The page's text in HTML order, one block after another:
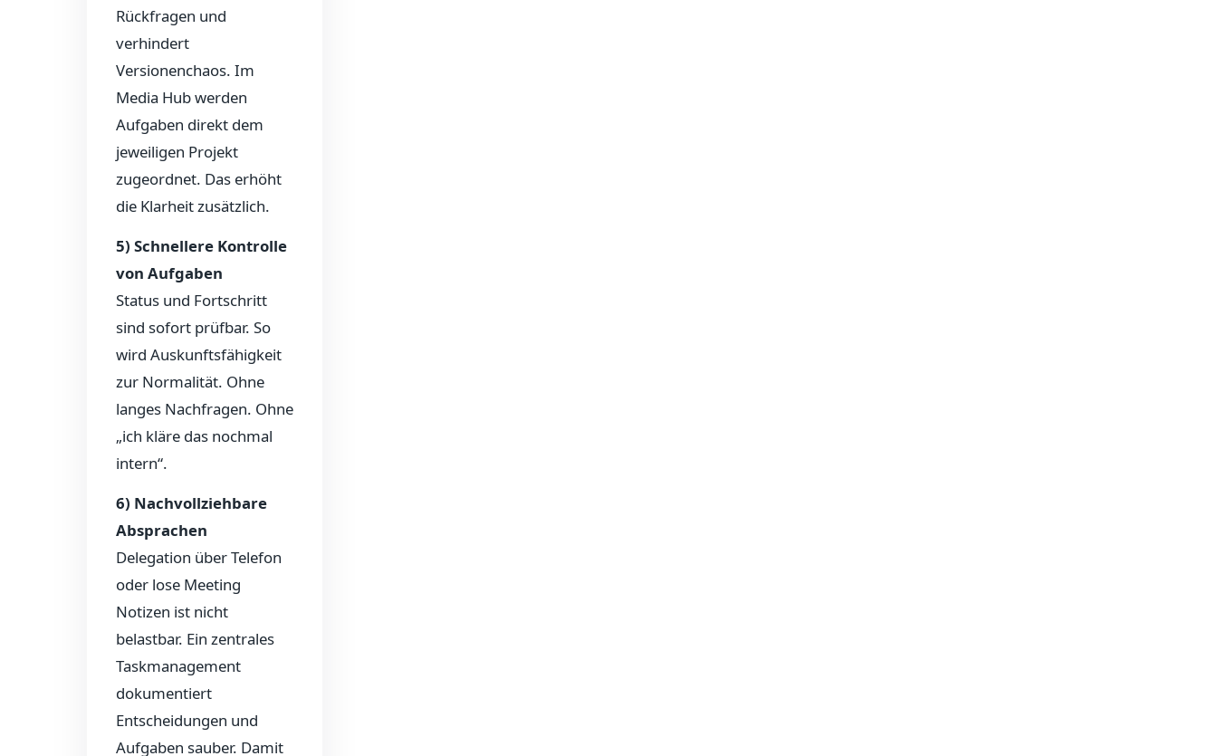
Rückfragen und
verhindert
Versionenchaos. Im
Media Hub werden
Aufgaben direkt dem
jeweiligen Projekt
zugeordnet. Das erhöht
die Klarheit zusätzlich.
5) Schnellere Kontrolle
von Aufgaben
Status und Fortschritt
sind sofort prüfbar. So
wird Auskunftsfähigkeit
zur Normalität. Ohne
langes Nachfragen. Ohne
„ich kläre das nochmal
intern“.
6) Nachvollziehbare
Absprachen
Delegation über Telefon
oder lose Meeting
Notizen ist nicht
belastbar. Ein zentrales
Taskmanagement
dokumentiert
Entscheidungen und
Aufgaben sauber. Damit